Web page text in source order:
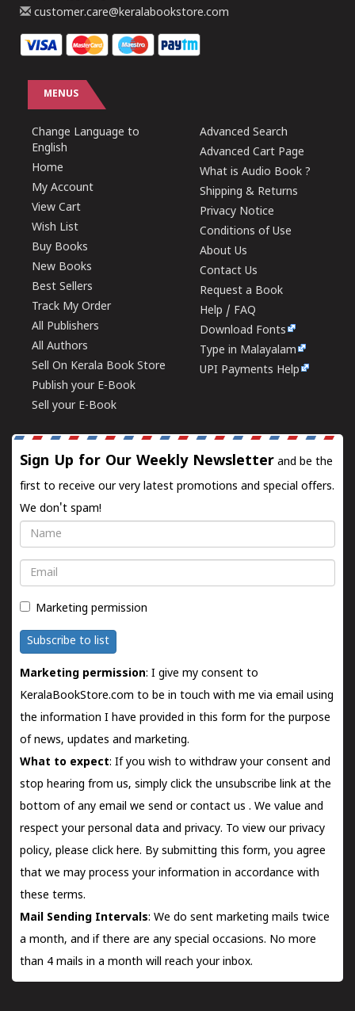
customer.care@keralabookstore.com
MENUS
Change Language to
English
Home
My Account
View Cart
Wish List
Buy Books
New Books
Best Sellers
Track My Order
All Publishers
All Authors
Sell On Kerala Book Store
Publish your E-Book
Sell your E-Book
Advanced Search
Advanced Cart Page
What is Audio Book ?
Shipping & Returns
Privacy Notice
Conditions of Use
About Us
Contact Us
Request a Book
Help / FAQ
Download Fonts
Type in Malayalam
UPI Payments Help
Sign Up for Our Weekly Newsletter and be the
first to receive our very latest promotions and special offers.
We don't spam!
Name
Email
Marketing permission
Subscribe to list
Marketing permission: I give my consent to
KeralaBookStore.com to be in touch with me via email using
the information I have provided in this form for the purpose
of news, updates and marketing.
What to expect: If you wish to withdraw your consent and
stop hearing from us, simply click the unsubscribe link at the
bottom of any email we send orcontact us . We value and
respect your personal data and privacy. To view our privacy
policy, please click here. By submitting this form, you agree
that we may process your information in accordance with
these terms.
Mail Sending Intervals: We do sent marketing mails twice
a month, and if there are any special occasions. No more
than 4 mails in a month will reach your inbox.